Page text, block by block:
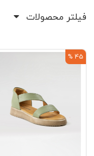
فیلتر محصولات
45 %